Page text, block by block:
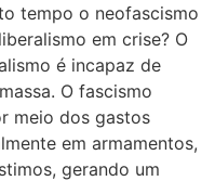
tempo o neofascismo
em crise? O
é incapaz de
O fascismo
meio dos gastos
em armamentos,
gerando um